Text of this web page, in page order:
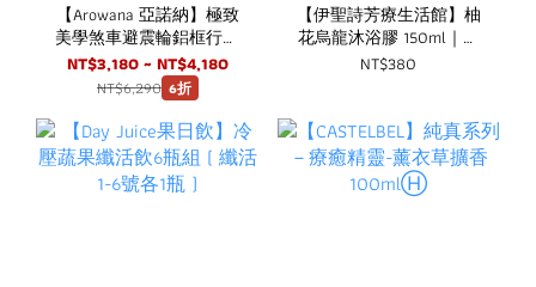
【Arowana 亞諾納】極致
美學煞車避震輪鋁框行李
箱/旅行箱
NT$3,180 ~ NT$4,180
NT$6,290 6折
【伊聖詩芳療生活館】柚
花烏龍沐浴膠 150ml｜一
日茶道 TEAORY
NT$380